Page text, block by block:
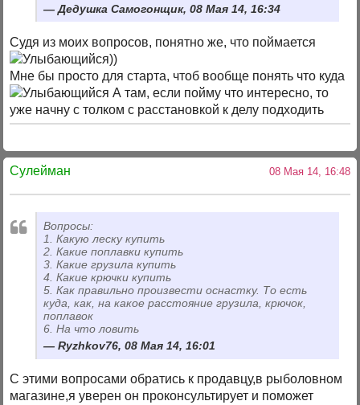
Дедушка Самогонщик, 08 Мая 14, 16:34
Судя из моих вопросов, понятно же, что поймается
))
Мне бы просто для старта, чтоб вообще понять что куда
А там, если пойму что интересно, то
уже начну с толком с расстановкой к делу подходить
Сулейман 08 Мая 14, 16:48
Вопросы:
1. Какую леску купить
2. Какие поплавки купить
3. Какие грузила купить
4. Какие крючки купить
5. Как правильно произвести оснастку. То есть
куда, как, на какое расстояние грузила, крючок,
поплавок
6. На что ловить
Ryzhkov76, 08 Мая 14, 16:01
С этими вопросами обратись к продавцу,в рыболовном
магазине,я уверен он проконсультирует и поможет